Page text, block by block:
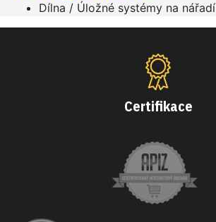
Dílna / Úložné systémy na nářadí
Certifikace